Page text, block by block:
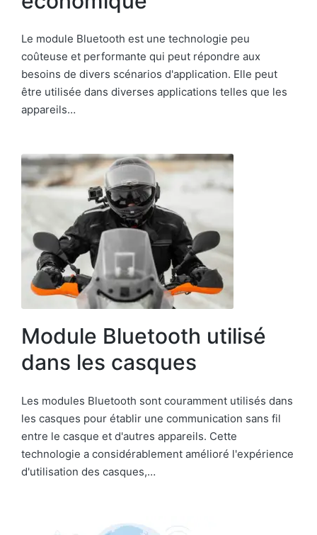
Le module Bluetooth est une technologie peu
coûteuse et performante qui peut répondre aux
besoins de divers scénarios d'application. Elle peut
être utilisée dans diverses applications telles que les
appareils…
Module Bluetooth utilisé
dans les casques
Les modules Bluetooth sont couramment utilisés dans
les casques pour établir une communication sans fil
entre le casque et d'autres appareils. Cette
technologie a considérablement amélioré l'expérience
d'utilisation des casques,…